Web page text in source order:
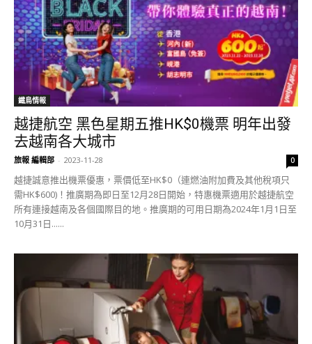
鐵鳥情報
越捷航空 黑色星期五推HK$0機票 明年出發
去越南各大城市
旅報 編輯部 - 2023-11-28 0
越捷誠意推出機票優惠，票價低至HK$0（連燃油附加費及其他稅項只
需HK$600)！推廣期為即日至12月28日開始，特惠機票適用於越捷航空
所有連接越南及各個國際目的地。推廣期的可用日期為2024年1月1日至
10月31日......